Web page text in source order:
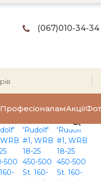
(067)010-34-34
ПрофесіоналамАкції